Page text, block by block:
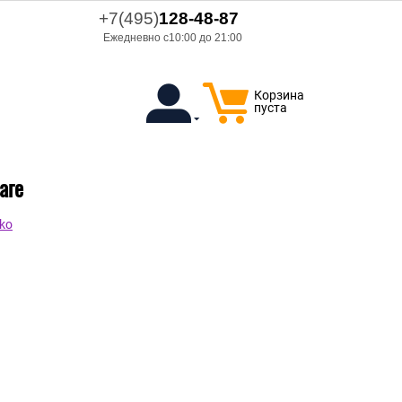
+7(495)128-48-87
Ежедневно с10:00 до 21:00
Корзина
пуста